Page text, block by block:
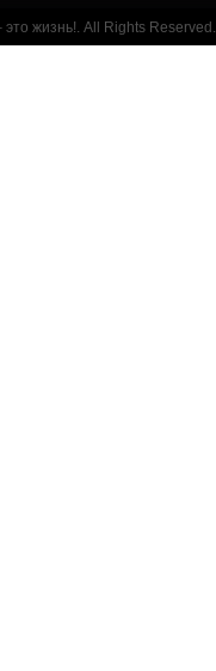
жизнь!. All Rights Reserved.